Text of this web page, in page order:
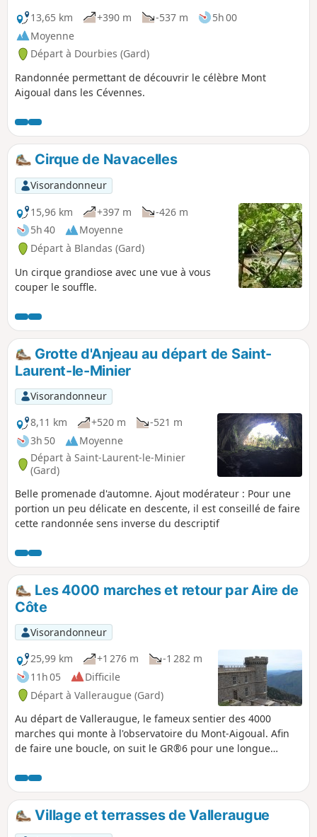
découvrant des panoramas à 360°.
13,65 km +390 m -537 m
5h 00
Moyenne
Départ à Dourbies (Gard)
Randonnée permettant de découvrir le célèbre Mont
Aigoual dans les Cévennes.
Cirque de Navacelles
Visorandonneur
15,96 km
+397 m
-426 m
5h 40
Moyenne
Départ à Blandas (Gard)
Un cirque grandiose avec une vue à vous
couper le souffle.
Grotte d'Anjeau au départ de Saint-
Laurent-le-Minier
Visorandonneur
8,11 km
+520 m
-521 m
3h 50
Moyenne
Départ à Saint-Laurent-le-Minier
(Gard)
Belle promenade d'automne. Ajout modérateur : Pour une
portion un peu délicate en descente, il est conseillé de faire
cette randonnée sens inverse du descriptif
Les 4000 marches et retour par Aire de
Côte
Visorandonneur
25,99 km
+1 276 m
-1 282 m
11h 05
Difficile
Départ à Valleraugue (Gard)
Au départ de Valleraugue, le fameux sentier des 4000
marches qui monte à l'observatoire du Mont-Aigoual. Afin
de faire une boucle, on suit le GR®6 pour une longue
traversée de la châtaigneraie au-dessus du hameau de
Berthezène.
Village et terrasses de Valleraugue